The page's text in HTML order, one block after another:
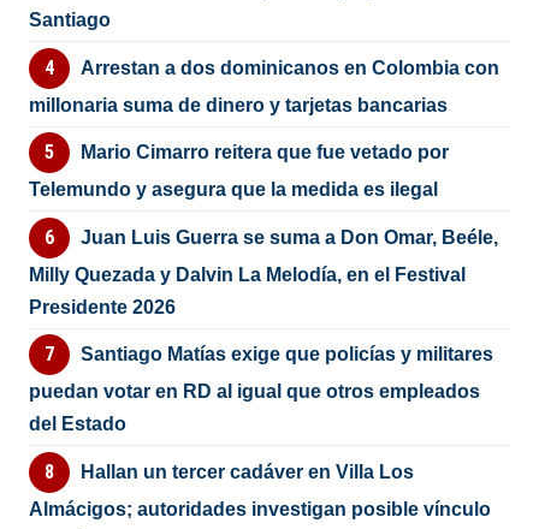
Santiago
Arrestan a dos dominicanos en Colombia con
millonaria suma de dinero y tarjetas bancarias
Mario Cimarro reitera que fue vetado por
Telemundo y asegura que la medida es ilegal
Juan Luis Guerra se suma a Don Omar, Beéle,
Milly Quezada y Dalvin La Melodía, en el Festival
Presidente 2026
Santiago Matías exige que policías y militares
puedan votar en RD al igual que otros empleados
del Estado
Hallan un tercer cadáver en Villa Los
Almácigos; autoridades investigan posible vínculo